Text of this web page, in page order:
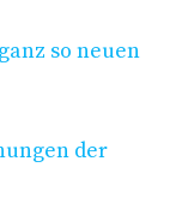
so neuen
der